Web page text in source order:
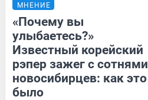
МНЕНИЕ
«Почему вы
улыбаетесь?»
Известный корейский
рэпер зажег с сотнями
новосибирцев: как это
было